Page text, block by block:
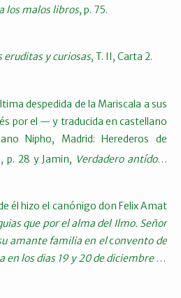
los malos libros, p. 75.
eruditas y curiosas, T. II, Carta 2.
despedida de la Mariscala a sus
por el — y traducida en castellano
Nipho, Madrid: Herederos de
p. 28 y Jamin, Verdadero antídoto
él hizo el canónigo don Felix Amat
que por el alma del Ilmo. Señor
amante familia en elconvento de
en los dias 19 y 20 de diciembre de